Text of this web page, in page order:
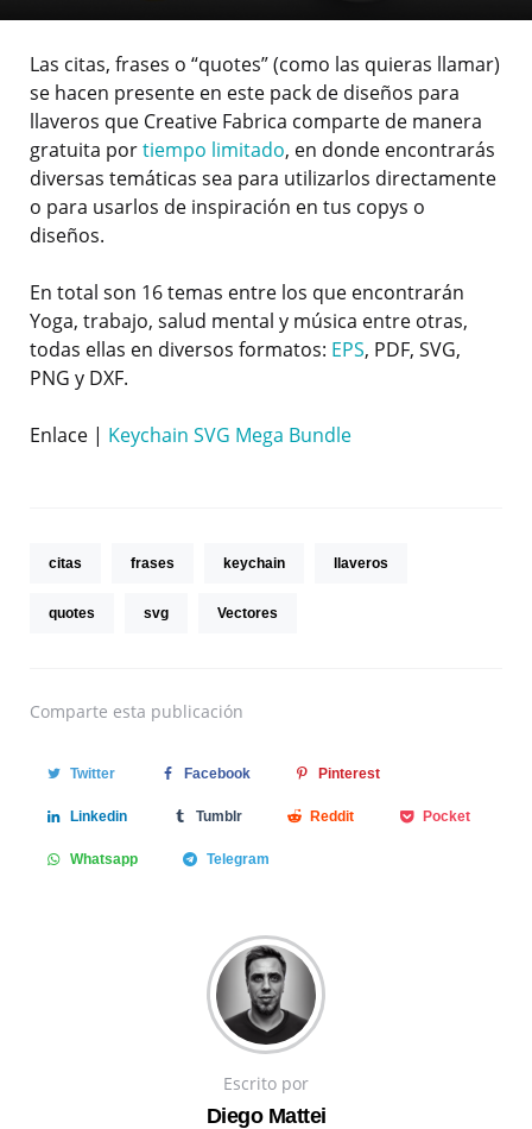
Las citas, frases o “quotes” (como las quieras llamar)
se hacen presente en este pack de diseños para
llaveros que Creative Fabrica comparte de manera
gratuita portiempo limitado, en donde encontrarás
diversas temáticas sea para utilizarlos directamente
o para usarlos de inspiración en tus copys o
diseños.
En total son 16 temas entre los que encontrarán
Yoga, trabajo, salud mental y música entre otras,
todas ellas en diversos formatos: EPS, PDF, SVG,
PNG y DXF.
Enlace | Keychain SVG Mega Bundle
citas frases keychain llaveros
quotes svg Vectores
Comparte esta publicación
Twitter Facebook Pinterest
Linkedin Tumblr Reddit Pocket
Whatsapp Telegram
Escrito por
Diego Mattei